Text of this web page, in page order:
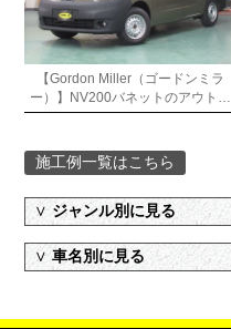
【Gordon Miller（ゴードンミラ
ー）】NV200バネットのアウト…
施工例一覧はこちら
∨ジャンル別に見る
∨車名別に見る